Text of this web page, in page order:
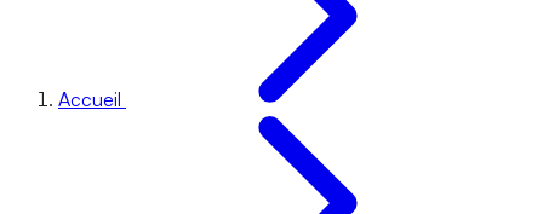
Accueil